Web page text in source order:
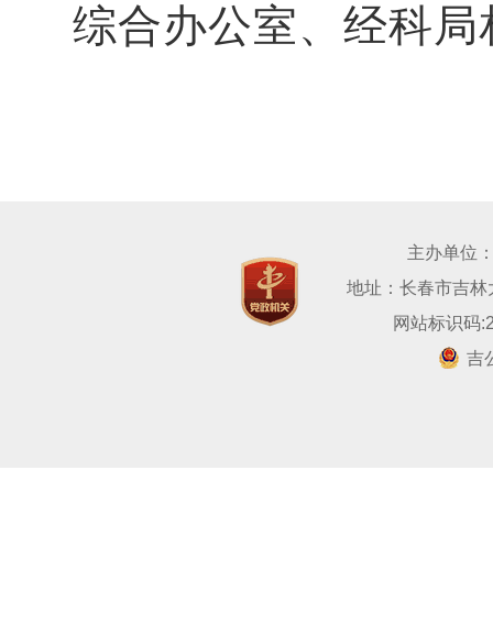
综合办公室、经科
主办单位
地址：长春市吉
网站标识码
吉